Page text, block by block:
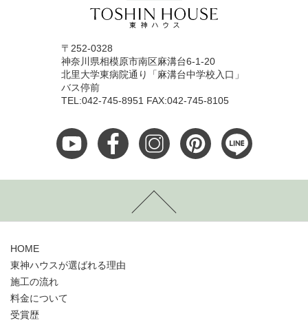
〒252-0328
神奈川県相模原市南区麻溝台6-1-20
北里大学東病院通り「麻溝台中学校入口」
バス停前
TEL:042-745-8951 FAX:042-745-8105
HOME
東神ハウスが選ばれる理由
施工の流れ
料金について
受賞歴